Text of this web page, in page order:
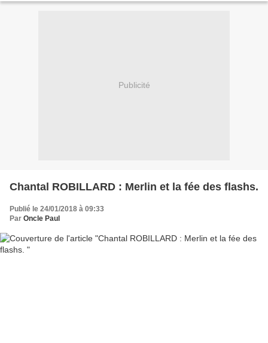
Publicité
Chantal ROBILLARD : Merlin et la fée des flashs.
Publié le 24/01/2018 à 09:33
Par Oncle Paul